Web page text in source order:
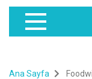
Ana Sayfa